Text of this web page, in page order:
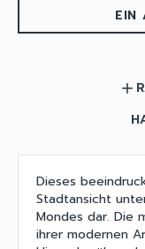
EIN
add
Dieses
Stadtansicht
Mondes dar. Die
ihrer modernen